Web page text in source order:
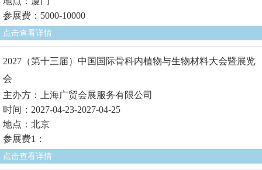
参展费：5000-10000
点击查看详情
2027（第十三届）中国国际骨科内植物与生物材料大会暨展览
会
主办方：上海广贸会展服务有限公司
时间：2027-04-23-2027-04-25
地点：北京
参展费1：
点击查看详情